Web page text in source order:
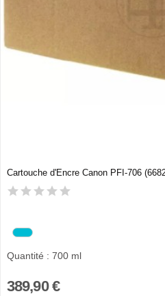
Cartouche d'Encre Canon PFI-706
Quantité : 700 ml
389,90 €